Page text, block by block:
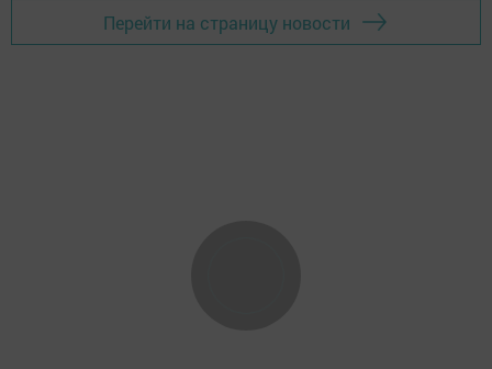
Перейти на страницу новости